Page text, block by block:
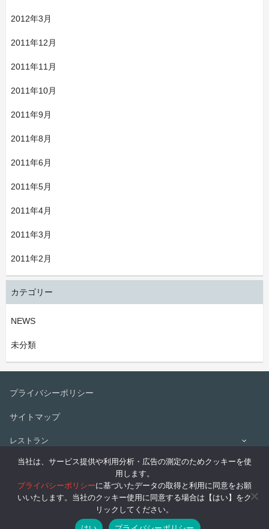
2012年3月
2011年12月
2011年11月
2011年10月
2011年9月
2011年8月
2011年6月
2011年5月
2011年4月
2011年3月
2011年2月
カテゴリー
NEWS
未分類
プライバシーポリシー
サイトマップ
レストラン
テイクアウト
FC加盟店
当社は、サービス提供や利用分析・広告の測定のためクッキーを使
用します。
プライバシーポリシーに基づいたデータの取得と利用に同意をお願
いいたします。当社のクッキー使用に同意する場合は【はい】をク
リックしてください。